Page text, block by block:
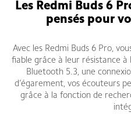
Les Redmi Buds 6
pensés pour
Avec les Redmi Buds 6 Pro,
fiable grâce à leur résistance à
Bluetooth 5.3, une
d’égarement, vos écouteurs
grâce à la fonction de